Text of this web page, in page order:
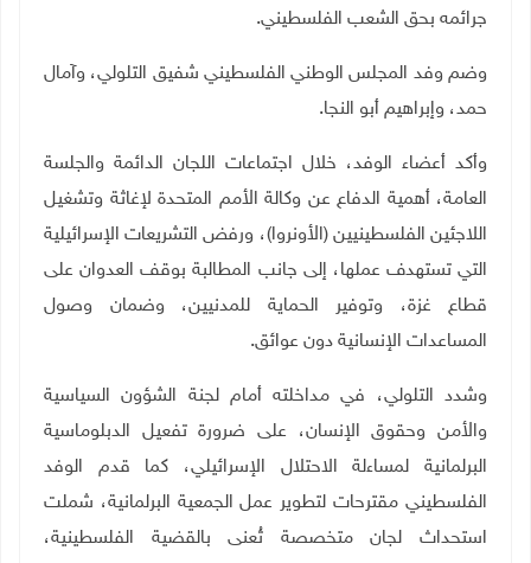
جرائمه بحق الشعب الفلسطيني.
وضم وفد المجلس الوطني الفلسطيني شفيق التلولي، وآمال
حمد، وإبراهيم أبو النجا.
وأكد أعضاء الوفد، خلال اجتماعات اللجان الدائمة والجلسة
العامة، أهمية الدفاع عن وكالة الأمم المتحدة لإغاثة وتشغيل
اللاجئين الفلسطينيين (الأونروا)، ورفض التشريعات الإسرائيلية
التي تستهدف عملها، إلى جانب المطالبة بوقف العدوان على
قطاع غزة، وتوفير الحماية للمدنيين، وضمان وصول
المساعدات الإنسانية دون عوائق.
وشدد التلولي، في مداخلته أمام لجنة الشؤون السياسية
والأمن وحقوق الإنسان، على ضرورة تفعيل الدبلوماسية
البرلمانية لمساءلة الاحتلال الإسرائيلي، كما قدم الوفد
الفلسطيني مقترحات لتطوير عمل الجمعية البرلمانية، شملت
استحداث لجان متخصصة تُعنى بالقضية الفلسطينية،